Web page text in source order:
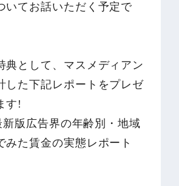
いてお話いただく予定で
典として、マスメディアン
した下記レポートをプレゼ
す!
新版広告界の年齢別・地域
みた賃金の実態レポート